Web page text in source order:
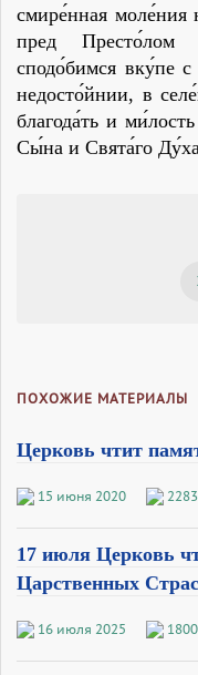
смире́нная моле́ния
пред Престо́лом
сподо́бимся вку́пе
недосто́йнии, в
благода́ть и
Сы́на и Свята́го
ПОХОЖИЕ МАТЕРИАЛЫ
Церковь чтит
15 июня 2020 2283
17 июля Церковь
Царственных
16 июля 2025 1800